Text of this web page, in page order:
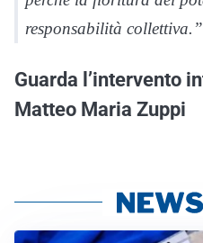
responsabilità collettiva.”
Guarda l’intervento
Matteo Maria Zuppi